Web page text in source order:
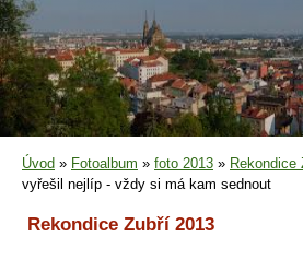
Úvod » Fotoalbum » foto 2013 » Rekondice
vyřešil nejlíp - vždy si má kam sednout
Rekondice Zubří 2013